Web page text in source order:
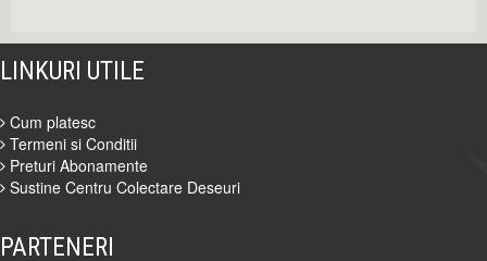
LINKURI UTILE
Cum platesc
Termeni si Conditii
Preturi Abonamente
Sustine Centru Colectare Deseuri
PARTENERI